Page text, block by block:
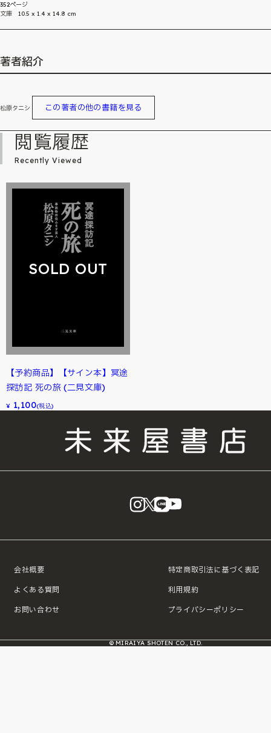
352ページ
文庫 10.5 x 1.4 x 14.8 cm
著者紹介
松原タニシ この著者の他の書籍を見る
閲覧履歴
Recently Viewed
SOLD OUT
【予約商品】【サイン本】冥途
探訪記 死の旅 (二見文庫)
¥ 1,100(税込)
instagram
X LINE
会社概要
よくある質問
お問い合わせ
特定商取引法に基づく表記
利用規約
プライバシーポリシー
© MIRAIYA SHOTEN CO., LTD.